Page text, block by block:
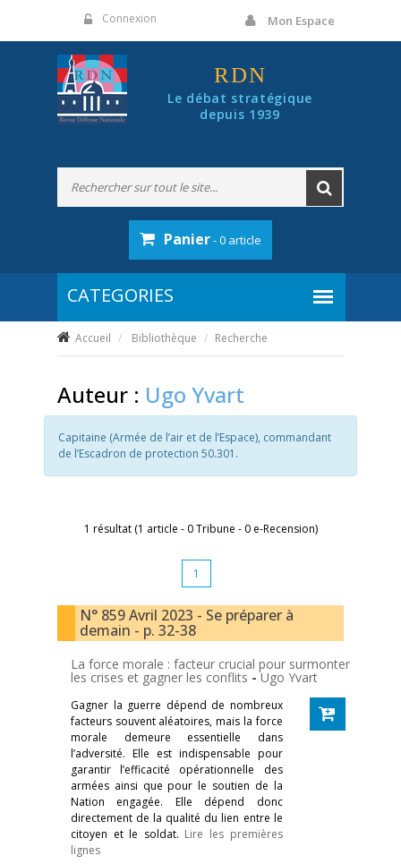
Connexion Mon Espace
RDN
Le débat stratégique
depuis 1939
Panier- 0 article
Accueil Bibliothèque Recherche
Auteur : Ugo Yvart
Capitaine (Armée de l’air et de l’Espace), commandant
de l’Escadron de protection 50.301.
1 résultat (1 article - 0 Tribune - 0 e-Recension)
1
N° 859 Avril 2023 - Se préparer à
demain - p. 32-38
La force morale : facteur crucial pour surmonter
les crises et gagner les conflits -Ugo Yvart
Gagner la guerre dépend de nombreux
facteurs souvent aléatoires, mais la force
morale demeure essentielle dans
l’adversité. Elle est indispensable pour
garantir l’efficacité opérationnelle des
armées ainsi que pour le soutien de la
Nation engagée. Elle dépend donc
directement de la qualité du lien entre le
citoyen et le soldat. Lire les premières
lignes